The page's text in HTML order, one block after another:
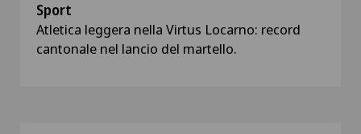
Sport
Atletica leggera nella Virtus Locarno: record
cantonale nel lancio del martello.